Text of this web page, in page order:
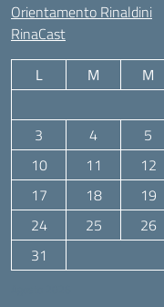
Orientamento Rinaldini
RinaCast
L M M
3
4 5
10
11 12
17
18 19
24
25 26
31